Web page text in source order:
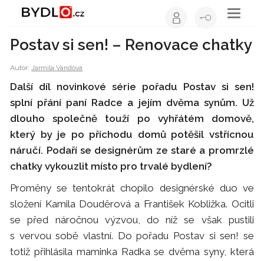
Toggle
Postav si sen! – Renovace chatky
Autor:Jarmila Vandová
Další díl novinkové série pořadu Postav si sen!
splní přání paní Radce a jejím dvěma synům. Už
dlouho společně touží po vyhřátém domově,
který by je po příchodu domů potěšil vstřícnou
náručí. Podaří se designérům ze staré a promrzlé
chatky vykouzlit místo pro trvalé bydlení?
Proměny se tentokrát chopilo designérské duo ve
složení Kamila Douděrová a František Kobližka. Ocitli
se před náročnou výzvou, do níž se však pustili
s vervou sobě vlastní. Do pořadu Postav si sen! se
totiž přihlásila maminka Radka se dvěma syny, která